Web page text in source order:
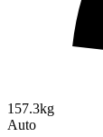
157.3kg
Auto